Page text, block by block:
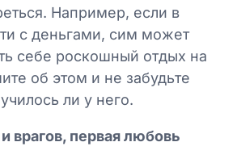
Например, если в
с деньгами, сим может
себе роскошный отдых на
об этом и не забудьте
ли у него.
врагов, первая любовь